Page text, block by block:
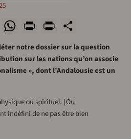
Bluesky
WhatsApp
Print
notre dossier sur la question
sur les nations qu’on associe
», dont l’Andalousie est un
ou spirituel. [Ou
indéfini de ne pas être bien